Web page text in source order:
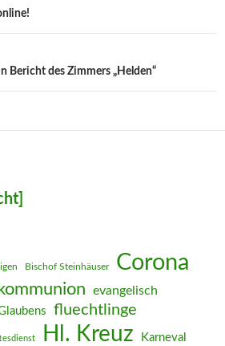
Bericht des Zimmers „Helden“
Bischof Steinhäuser Corona
evangelisch
fluechtlinge
Hl. Kreuz Karneval